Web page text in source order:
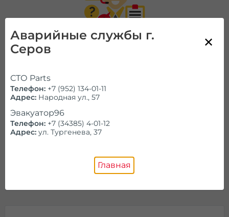
Работаем ежедневно и круглосуточно
Справочник
Проконсультируем и ответим на
вопросы
Аварийные службы г.
Серов
СТО Parts
Телефон: +7 (952) 134-01-11
Адрес: Народная ул., 57
Эвакуатор96
Телефон: +7 (34385) 4-01-12
Адрес: ул. Тургенева, 37
Главная